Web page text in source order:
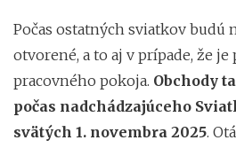
Počas ostatných sviatkov budú
otvorené, a to aj v prípade, že je
pracovného pokoja. Obchody
počas nadchádzajúceho
svätých 1. novembra 2025.